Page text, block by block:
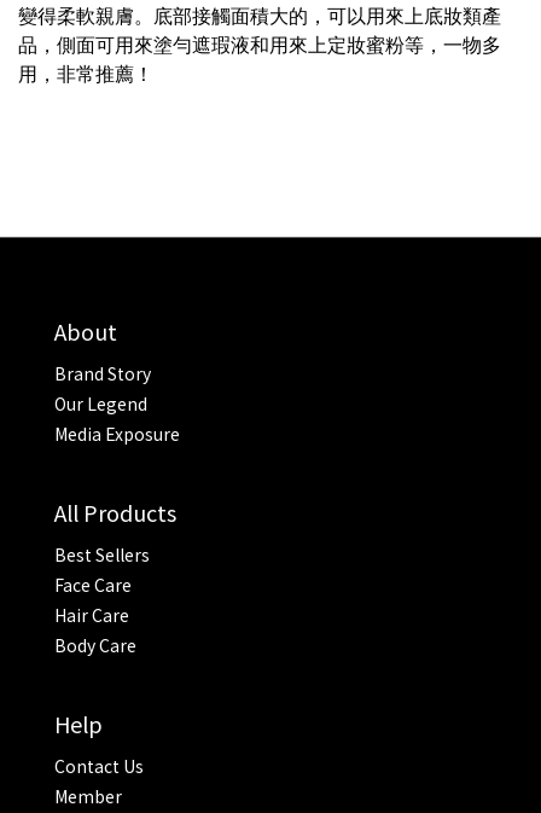
變得柔軟親膚。底部接觸面積大的，可以用來上底妝類產
品，側面可用來塗勻遮瑕液和用來上定妝蜜粉等，一物多
用，非常推薦！
About
Brand Story
Our Legend
Media Exposure
All Products
Best Sellers
Face Care
Hair Care
Body Care
Help
Contact Us
Member